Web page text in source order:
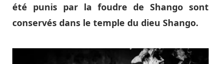
été punis par la foudre de Shango sont
conservés dans le temple du dieu Shango.